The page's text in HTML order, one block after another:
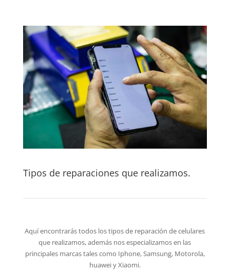
Tipos de reparaciones que realizamos.
Aquí encontrarás todos los tipos de reparación de celulares
que realizamos, además nos especializamos en las
principales marcas tales como Iphone, Samsung, Motorola,
huawei y Xiaomi.